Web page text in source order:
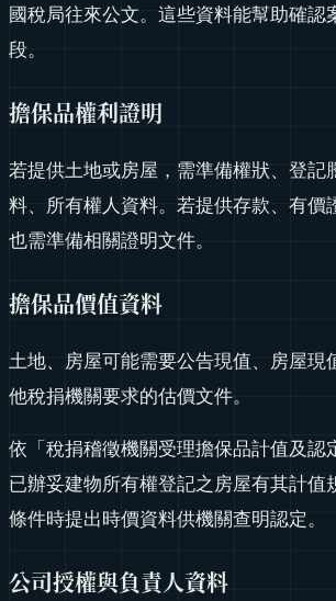
國稅局往來公文。這些資料能幫助確認
段。
擔保品權利證明
若提供土地或房屋，需準備權狀、登記
料、所有權人資料。若提供存款、有價
也需準備相關證明文件。
擔保品價值資料
土地、房屋可能需要公告現值、房屋現
他稅捐機關要求的估價文件。
依「稅捐稽徵機關受理擔保品計值及認
已辦妥建物所有權登記之房屋有其計值
條件時提出時價資料供機關查明認定。
公司授權與負責人資料